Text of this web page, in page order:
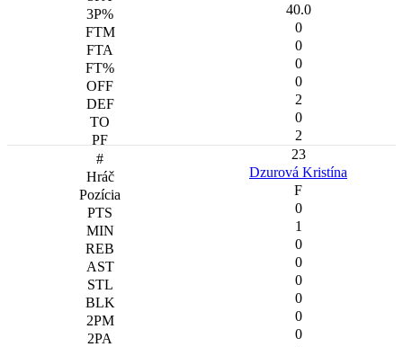
40.0
0
0
0
0
2
0
2
23
Dzurová Kristína
F
0
1
0
0
0
0
0
0